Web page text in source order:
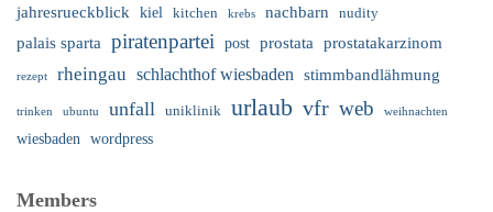
jahresrueckblick kiel kitchen krebs nachbarn nudity
palais sparta piratenpartei post prostata prostatakarzinom
rezept rheingau schlachthof wiesbaden stimmbandlähmung
trinken ubuntu unfall uniklinik urlaub vfr web weihnachten
wiesbaden wordpress
Members